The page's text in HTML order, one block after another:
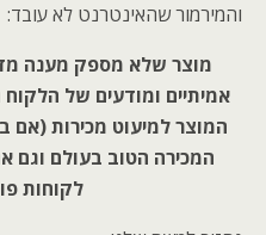
והמירמור שהאינטרנט לא עובד:
מוצר שלא מספק מענה
אמיתיים ומודעים של
המוצר למיעוט מכירות (אם
המכירה הטוב בעולם וגם
לקוחות